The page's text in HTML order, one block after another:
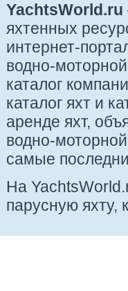
YachtsWorld.ru
яхтенных
интернет-
водно-
каталог
каталог яхт и
аренде яхт,
водно-
самые
На
парусную яхту,